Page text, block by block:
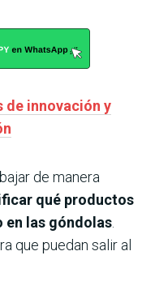
de innovación y
de manera
qué productos
en las góndolas
que puedan salir al